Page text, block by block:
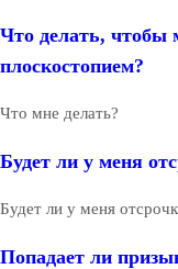
Что делать, чтобы
плоскостопием?
Что мне делать?
Будет ли у меня
Будет ли у меня
Попадает ли